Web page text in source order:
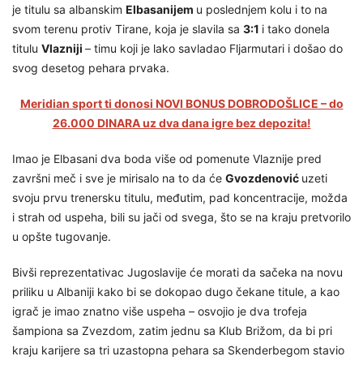
je titulu sa albanskim Elbasanijem u poslednjem kolu i to na
svom terenu protiv Tirane, koja je slavila sa 3:1 i tako donela
titulu Vlazniji – timu koji je lako savladao Fljarmutari i došao do
svog desetog pehara prvaka.
Meridian sport ti donosi NOVI BONUS DOBRODOŠLICE – do
26.000 DINARA uz dva dana igre bez depozita!
Imao je Elbasani dva boda više od pomenute Vlaznije pred
završni meč i sve je mirisalo na to da će Gvozdenović uzeti
svoju prvu trenersku titulu, međutim, pad koncentracije, možda
i strah od uspeha, bili su jači od svega, što se na kraju pretvorilo
u opšte tugovanje.
Bivši reprezentativac Jugoslavije će morati da sačeka na novu
priliku u Albaniji kako bi se dokopao dugo čekane titule, a kao
igrač je imao znatno više uspeha – osvojio je dva trofeja
šampiona sa Zvezdom, zatim jednu sa Klub Brižom, da bi pri
kraju karijere sa tri uzastopna pehara sa Skenderbegom stavio